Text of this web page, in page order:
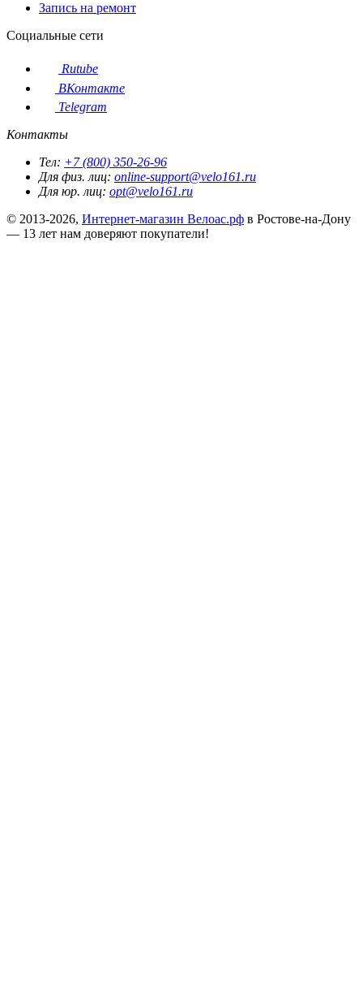
Запись на ремонт
Социальные сети
Rutube
ВКонтакте
Telegram
Контакты
Тел: +7 (800) 350-26-96
Для физ. лиц: online-support@velo161.ru
Для юр. лиц: opt@velo161.ru
© 2013-2026, Интернет-магазин Велоас.рф в Ростове-на-Дону
— 13 лет нам доверяют покупатели!